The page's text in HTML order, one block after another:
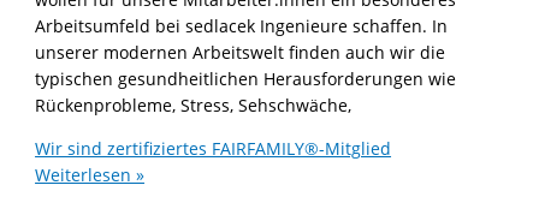
Arbeitsumfeld bei sedlacek Ingenieure schaffen. In
unserer modernen Arbeitswelt finden auch wir die
typischen gesundheitlichen Herausforderungen wie
Rückenprobleme, Stress, Sehschwäche,
Wir sind zertifiziertes FAIRFAMILY®-Mitglied
Weiterlesen »